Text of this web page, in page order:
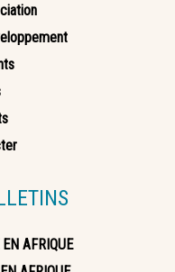
AFRIQUE